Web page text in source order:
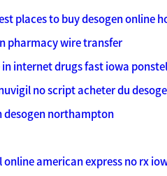
places to buy desogen online
pharmacy wire transfer
internet drugs fast iowa
no scriptacheter du
desogen northampton
american express no rx